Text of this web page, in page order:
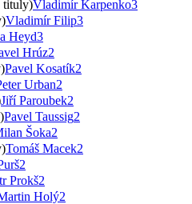
tituly)Vladimír Karpenko3
Vladimír Filip3
Heyd3
Hrúz2
Pavel Kosatík2
Urban2
Jiří Paroubek2
Pavel Taussig2
Šoka2
Tomáš Macek2
2
Prokš2
Holý2